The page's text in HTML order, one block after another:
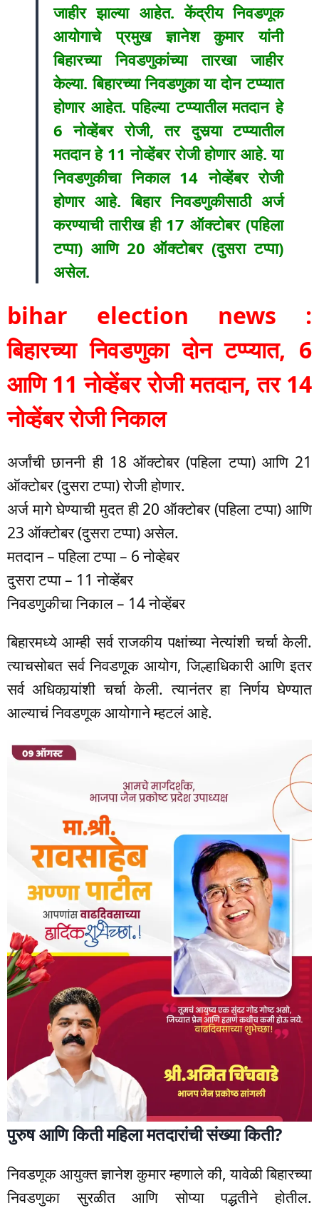
जाहीर झाल्या आहेत. केंद्रीय निवडणूक
आयोगाचे प्रमुख ज्ञानेश कुमार यांनी
बिहारच्या निवडणुकांच्या तारखा जाहीर
केल्या. बिहारच्या निवडणुका या दोन टप्प्यात
होणार आहेत. पहिल्या टप्प्यातील मतदान हे
6 नोव्हेंबर रोजी, तर दुसर्‍या टप्प्यातील
मतदान हे 11 नोव्हेंबर रोजी होणार आहे. या
निवडणुकीचा निकाल 14 नोव्हेंबर रोजी
होणार आहे.बिहार निवडणुकीसाठी अर्ज
करण्याची तारीख ही 17 ऑक्टोबर (पहिला
टप्पा) आणि 20 ऑक्टोबर (दुसरा टप्पा)
असेल.
bihar election news :
बिहारच्या निवडणुका दोन टप्प्यात, 6
आणि 11 नोव्हेंबर रोजी मतदान, तर 14
नोव्हेंबर रोजी निकाल
अर्जांची छाननी ही 18 ऑक्टोबर (पहिला टप्पा) आणि 21
ऑक्टोबर (दुसरा टप्पा) रोजी होणार.
अर्ज मागे घेण्याची मुदत ही 20 ऑक्टोबर (पहिला टप्पा) आणि
23 ऑक्टोबर (दुसरा टप्पा) असेल.
मतदान – पहिला टप्पा – 6 नोव्हेबर
दुसरा टप्पा – 11 नोव्हेंबर
निवडणुकीचा निकाल – 14 नोव्हेंबर
बिहारमध्ये आम्ही सर्व राजकीय पक्षांच्या नेत्यांशी चर्चा केली.
त्याचसोबत सर्व निवडणूक आयोग, जिल्हाधिकारी आणि इतर
सर्व अधिकार्‍यांशी चर्चा केली. त्यानंतर हा निर्णय घेण्यात
आल्याचं निवडणूक आयोगाने म्हटलं आहे.
पुरुष आणि किती महिला मतदारांची संख्या किती?
निवडणूक आयुक्त ज्ञानेश कुमार म्हणाले की, यावेळी बिहारच्या
निवडणुका सुरळीत आणि सोप्या पद्धतीने होतील.